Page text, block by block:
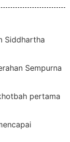
Siddhartha
Sempurna
pertama